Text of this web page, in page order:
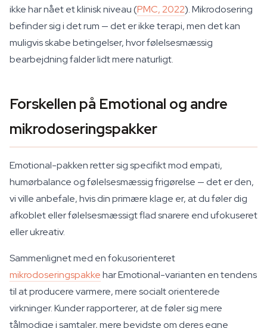
ikke har nået et klinisk niveau (PMC, 2022). Mikrodosering
befinder sig i det rum — det er ikke terapi, men det kan
muligvis skabe betingelser, hvor følelsesmæssig
bearbejdning falder lidt mere naturligt.
Forskellen på Emotional og andre
mikrodoseringspakker
Emotional-pakken retter sig specifikt mod empati,
humørbalance og følelsesmæssig frigørelse — det er den,
vi ville anbefale, hvis din primære klage er, at du føler dig
afkoblet eller følelsesmæssigt flad snarere end ufokuseret
eller ukreativ.
Sammenlignet med en fokusorienteret
mikrodoseringspakkehar Emotional-varianten en tendens
til at producere varmere, mere socialt orienterede
virkninger. Kunder rapporterer, at de føler sig mere
tålmodige i samtaler, mere bevidste om deres egne